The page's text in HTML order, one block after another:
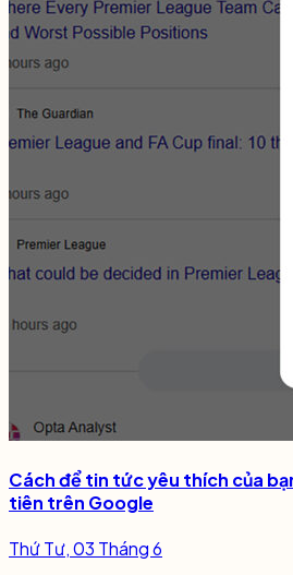
Cách để tin tức yêu thích của
tiên trên Google
Thứ Tư, 03 Tháng 6